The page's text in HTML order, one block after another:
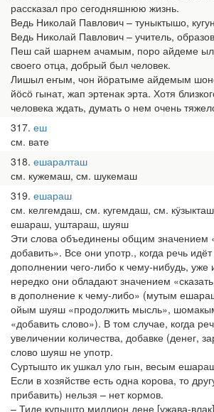
рассказал про сегодняшнюю жизнь.
Ведь Николай Павлович – туныктышо,
Ведь Николай Павлович – учитель,
Пеш сай шарнем ачамым, поро айдеме
своего отца, добрый был человек.
Лишыл еҥым, чон йӧратыме айдемым
йӧсӧ гынат, жап эртенак эрта. Хотя
человека ждать, думать о нем очень
317 еш
см. вате
318 ешаралташ
см. кужемаш, см. шукемаш
319 ешараш
см. келгемдаш, см. кугемдаш, см.
ешараш, уштараш, шуяш
Эти слова объединены общим значением
добавить». Все они употр., когда речь
дополнении чего-либо к чему-нибудь,
нередко они обладают значением
в дополнение к чему-либо» (мутым
ойым шуяш «продолжить мысль»,
«добавить слово»). В том случае, когда
увеличении количества, добавке (денег,
слово шуяш не употр.
Суртышто ик ушкал уло гын, весым
Если в хозяйстве есть одна корова, то
прибавить) нельзя – нет кормов.
– Тиде купышто миллион дене [ужава-